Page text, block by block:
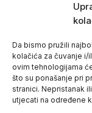
Da bismo pružili
kolačića za čuvanje i/
ovim tehnologijama
što su ponašanje pri
stranici. Nepristanak
utjecati na određene
90 tableta,